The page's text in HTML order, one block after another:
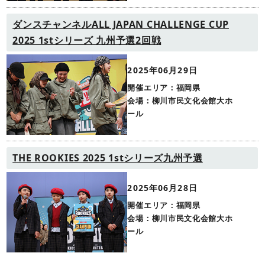
ダンスチャンネルALL JAPAN CHALLENGE CUP
2025 1stシリーズ 九州予選2回戦
2025年06月29日
開催エリア：福岡県
会場：柳川市民文化会館大ホ
ール
THE ROOKIES 2025 1stシリーズ九州予選
2025年06月28日
開催エリア：福岡県
会場：柳川市民文化会館大ホ
ール